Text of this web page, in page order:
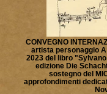
CONVEGNO
artista personaggio
2023 del libro
edizione Die
sostegno del
approfondimenti